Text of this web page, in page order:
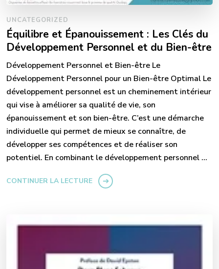
UNCATEGORIZED
Équilibre et Épanouissement : Les Clés du
Développement Personnel et du Bien-être
Développement Personnel et Bien-être Le
Développement Personnel pour un Bien-être Optimal Le
développement personnel est un cheminement intérieur
qui vise à améliorer sa qualité de vie, son
épanouissement et son bien-être. C’est une démarche
individuelle qui permet de mieux se connaître, de
développer ses compétences et de réaliser son
potentiel. En combinant le développement personnel …
CONTINUER LA LECTURE